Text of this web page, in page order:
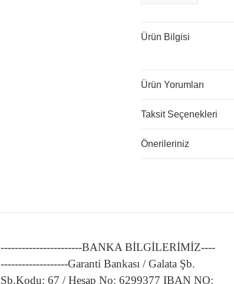
Ürün Bilgisi
Ürün Yorumları
Taksit Seçenekleri
Önerileriniz
-----------------------BANKA BİLGİLERİMİZ----
-------------------Garanti Bankası / Galata Şb.
Şb.Kodu: 67 / Hesap No: 6299377 IBAN NO: